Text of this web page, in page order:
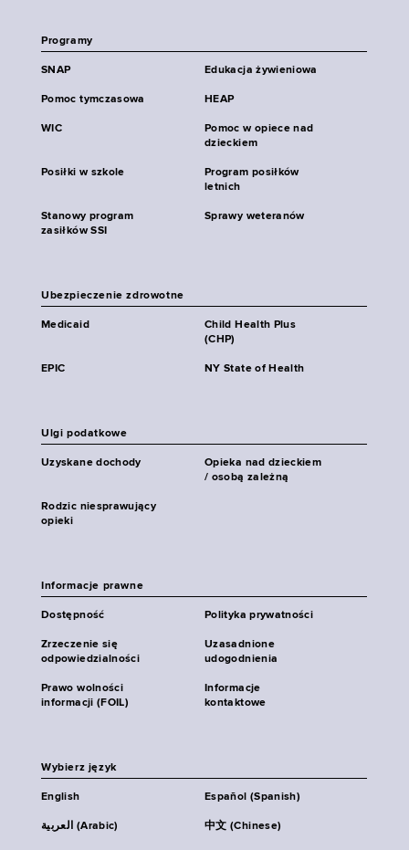
Programy
SNAP Edukacja żywieniowa
Pomoc tymczasowa HEAP
WIC
Pomoc w opiece nad
dzieckiem
Posiłki w szkole
Program posiłków
letnich
Stanowy program
zasiłków SSI
Sprawy weteranów
Ubezpieczenie zdrowotne
Medicaid
Child Health Plus
(CHP)
EPIC NY State of Health
Ulgi podatkowe
Uzyskane dochody
Opieka nad dzieckiem
/ osobą zależną
Rodzic niesprawujący
opieki
Informacje prawne
Dostępność Polityka prywatności
Zrzeczenie się
odpowiedzialności
Uzasadnione
udogodnienia
Prawo wolności
informacji (FOIL)
Informacje
kontaktowe
Wybierz język
English Español (Spanish)
العربية (Arabic) 中文 (Chinese)